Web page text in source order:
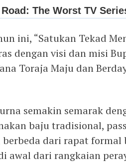
ini, “Satukan Tekad
dengan visi dan misi
Toraja Maju dan
semakin semarak
baju tradisional,
dari rapat formal
awal dari rangkaian